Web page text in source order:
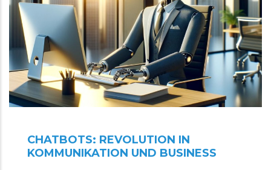
CHATBOTS: REVOLUTION IN
KOMMUNIKATION UND BUSINESS